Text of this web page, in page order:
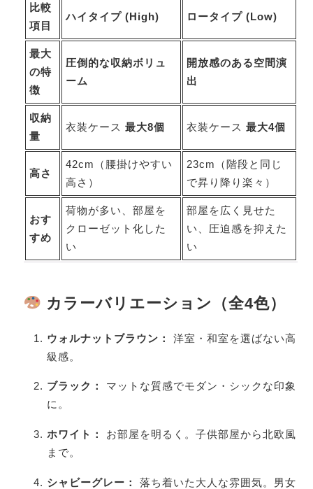
比較
項目
ハイタイプ (High) ロータイプ (Low)
最大
の特
徴
圧倒的な収納ボリュ
ーム
開放感のある空間演
出
収納
量
衣装ケース最大8個 衣装ケース最大4個
高さ
42cm（腰掛けやすい
高さ）
23cm（階段と同じ
で昇り降り楽々）
おす
すめ
荷物が多い、部屋を
クローゼット化した
い
部屋を広く見せた
い、圧迫感を抑えた
い
カラーバリエーション（全4色）
ウォルナットブラウン：
洋室・和室を選ばない高
級感。
ブラック：
マットな質感でモダン・シックな印象
に。
ホワイト：
お部屋を明るく。子供部屋から北欧風
まで。
シャビーグレー：
落ち着いた大人な雰囲気。男女